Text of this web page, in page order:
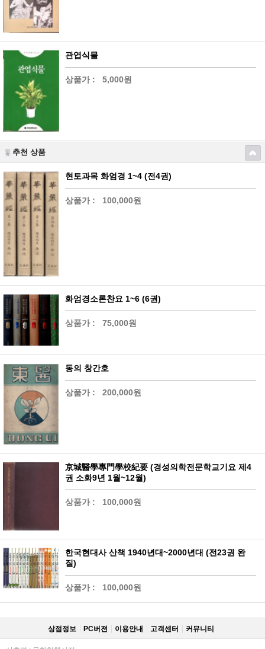
관엽식물
상품가 : 5,000원
추천 상품
현토과목 화엄경 1~4 (전4권)
상품가 : 100,000원
화엄경소론찬요 1~6 (6권)
상품가 : 75,000원
동의 창간호
상품가 : 200,000원
京城醫學專門學校紀要 (경성의학전문학교기요 제4
권 소화9년 1월~12월)
상품가 : 100,000원
한국현대사 산책 1940년대~2000년대 (전23권 완
질)
상품가 : 100,000원
상점정보 PC버젼 이용안내 고객센터 커뮤니티